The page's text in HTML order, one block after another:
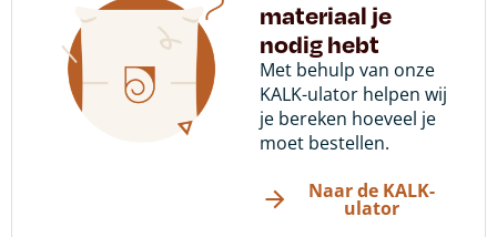
materiaal je
nodig hebt
Met behulp van onze
KALK-ulator helpen wij
je bereken hoeveel je
moet bestellen.
Naar de KALK-
ulator